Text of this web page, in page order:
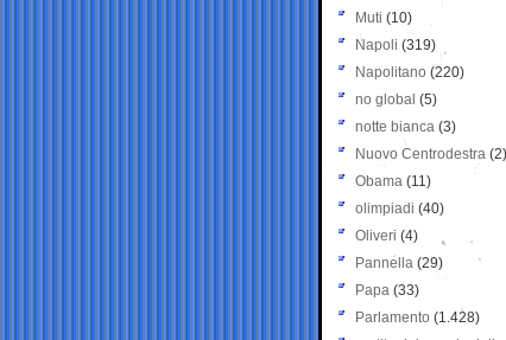
Muti (10)
Napoli (319)
Napolitano (220)
no global (5)
notte bianca (3)
Nuovo Centrodestra (2)
Obama (11)
olimpiadi (40)
Oliveri (4)
Pannella (29)
Papa (33)
Parlamento (1.428)